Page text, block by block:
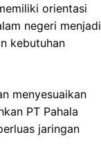
orientasi
negeri menjadi
kebutuhan
menyesuaikan
PT Pahala
jaringan